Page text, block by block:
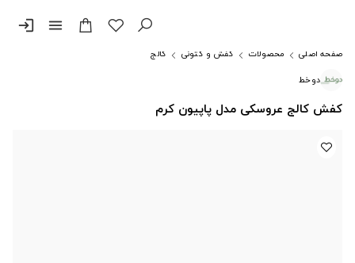
menu
login
صفحه اصلی محصولات کفش و کتونی
کالج
دوخط
کفش کالج عروسکی مدل پاپیون کرم